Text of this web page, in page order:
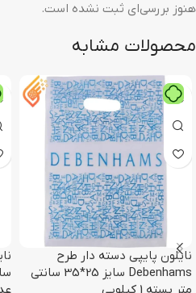
هنوز بررسی‌ای ثبت نشده است.
محصولات مشابه
نایلون پایپی دسته دار طرح
Debenhams سایز 25*35 سانتی